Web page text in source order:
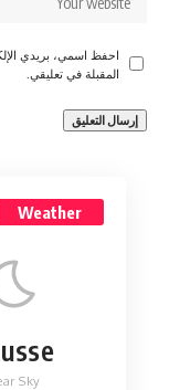
احفظ اسمي، بريدي
المقبلة في تعليقي.
Weather
Sky